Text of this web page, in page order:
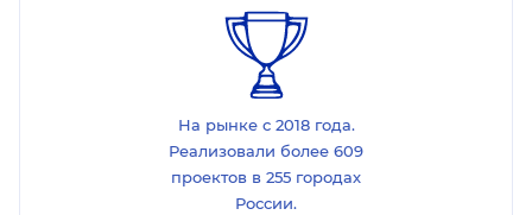
На рынке с 2018 года.
Реализовали более 609
проектов в 255 городах
России.